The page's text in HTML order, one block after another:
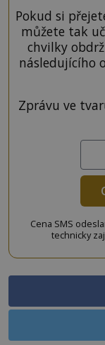
Pokud si
můžete tak
chvilky
následujícího
Zprávu ve
Cena SMS
technicky